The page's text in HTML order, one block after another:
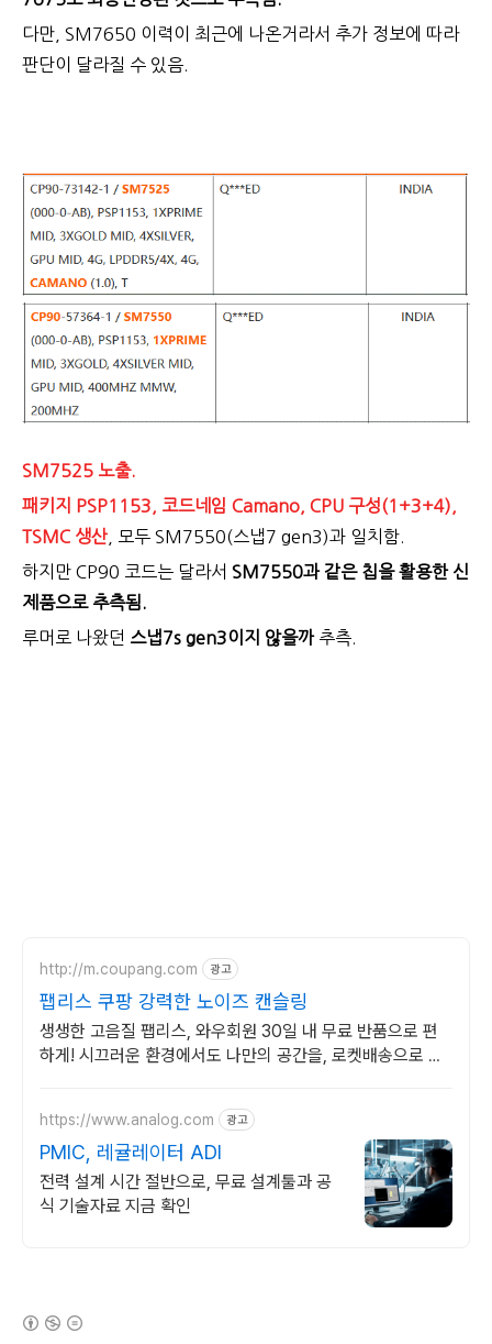
다만, SM7650 이력이 최근에 나온거라서 추가 정보에 따라
판단이 달라질 수 있음.
SM7525 노출.
패키지 PSP1153, 코드네임 Camano, CPU 구성(1+3+4),
TSMC 생산 , 모두 SM7550(스냅7 gen3)과 일치함.
하지만 CP90 코드는 달라서 SM7550과 같은 칩을 활용한 신
제품으로 추측됨.
루머로 나왔던 스냅7s gen3이지 않을까추측.
http://m.coupang.com 광고
팹리스 쿠팡 강력한 노이즈 캔슬링
생생한 고음질 팹리스, 와우회원 30일 내 무료 반품으로 편
하게! 시끄러운 환경에서도 나만의 공간을, 로켓배송으로 빠
https://www.analog.com 광고
PMIC, 레귤레이터 ADI
전력 설계 시간 절반으로, 무료 설계툴과 공
식 기술자료 지금 확인